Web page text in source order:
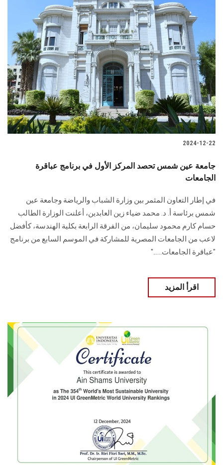
2024-12-22
جامعة عين شمس تحصد المركز الأول في برنامج عباقرة
الجامعات
في إطار التعاون المثمر بين وزارة الشباب والرياضة وجامعة عين
شمس برئاسة أ. د. محمد ضياء زين العابدين، أعلنت الوزارة الطالب
حسام كارم محمود سليمان، من الفرقة الرابعة بكلية الهندسة، كأفضل
لاعب من الجامعات المصرية للمشاركة في الموسم السابع من برنامج
"عباقرة الجامعات…..."
اقرأ المزيد